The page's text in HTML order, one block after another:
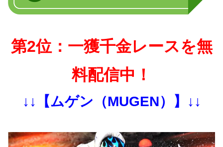
第2位：一獲千金レースを無
料配信中！
↓↓【ムゲン（MUGEN）】↓↓